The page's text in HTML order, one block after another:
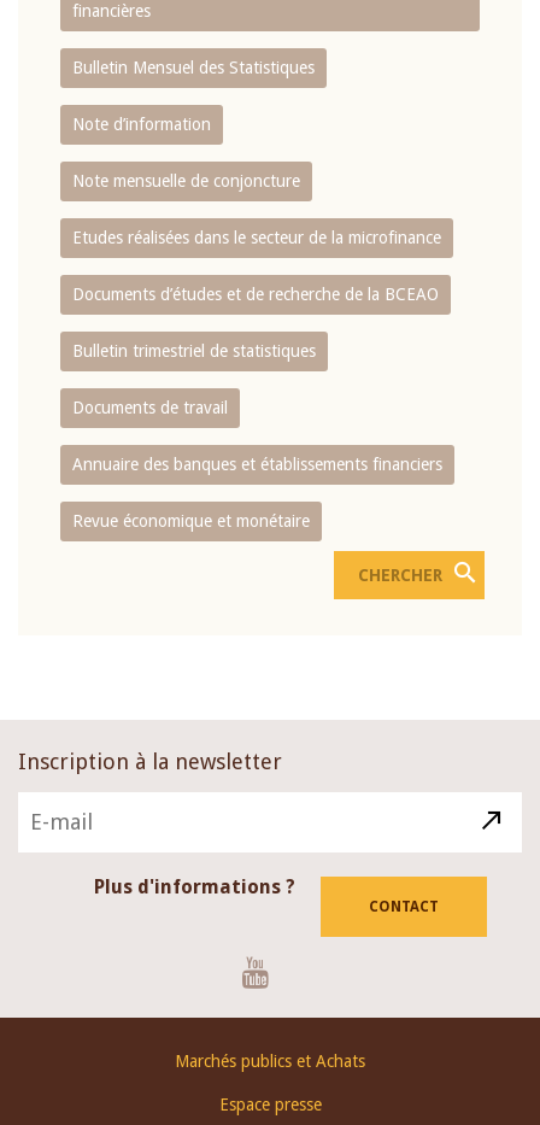
financières
Bulletin Mensuel des Statistiques
Note d’information
Note mensuelle de conjoncture
Etudes réalisées dans le secteur de la microfinance
Documents d’études et de recherche de la BCEAO
Bulletin trimestriel de statistiques
Documents de travail
Annuaire des banques et établissements financiers
Revue économique et monétaire
Inscription à la newsletter
Plus d'informations ?
CONTACT
Marchés publics et Achats
Espace presse